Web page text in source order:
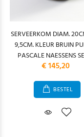
SERVEERKOM DIAM.
9,5CM. KLEUR BRUIN
PASCALE NAESSENS
€ 145,20
BESTEL